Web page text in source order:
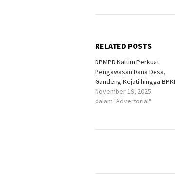
RELATED POSTS
DPMPD Kaltim Perkuat
Pengawasan Dana Desa,
Gandeng Kejati hingga
November 19, 2025
dalam "Advertorial"